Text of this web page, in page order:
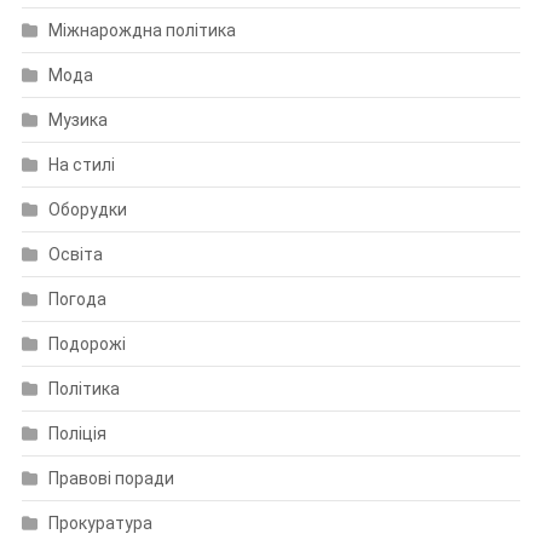
Міжнарождна політика
Мода
Музика
На стилі
Оборудки
Освіта
Погода
Подорожі
Політика
Поліція
Правові поради
Прокуратура